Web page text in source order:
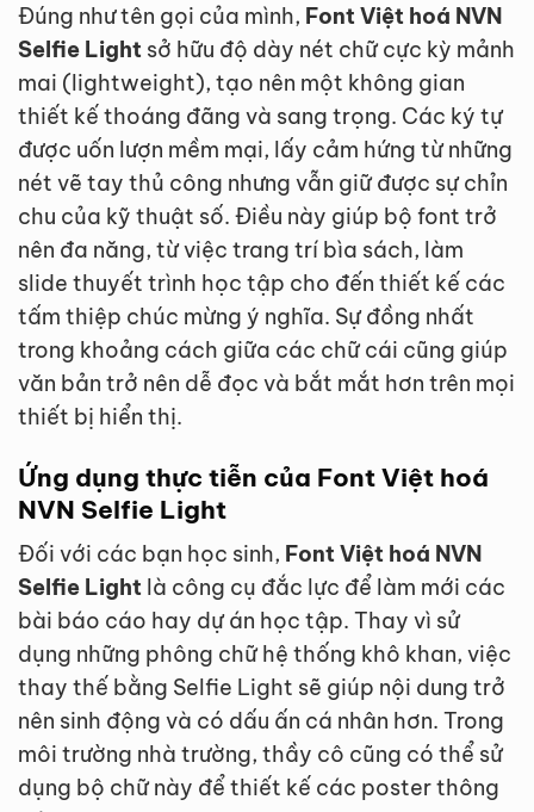
Đúng như tên gọi của mình, Font Việt hoá NVN
Selfie Light sở hữu độ dày nét chữ cực kỳ mảnh
mai (lightweight), tạo nên một không gian
thiết kế thoáng đãng và sang trọng. Các ký tự
được uốn lượn mềm mại, lấy cảm hứng từ những
nét vẽ tay thủ công nhưng vẫn giữ được sự chỉn
chu của kỹ thuật số. Điều này giúp bộ font trở
nên đa năng, từ việc trang trí bìa sách, làm
slide thuyết trình học tập cho đến thiết kế các
tấm thiệp chúc mừng ý nghĩa. Sự đồng nhất
trong khoảng cách giữa các chữ cái cũng giúp
văn bản trở nên dễ đọc và bắt mắt hơn trên mọi
thiết bị hiển thị.
Ứng dụng thực tiễn của Font Việt hoá
NVN Selfie Light
Đối với các bạn học sinh, Font Việt hoá NVN
Selfie Light là công cụ đắc lực để làm mới các
bài báo cáo hay dự án học tập. Thay vì sử
dụng những phông chữ hệ thống khô khan, việc
thay thế bằng Selfie Light sẽ giúp nội dung trở
nên sinh động và có dấu ấn cá nhân hơn. Trong
môi trường nhà trường, thầy cô cũng có thể sử
dụng bộ chữ này để thiết kế các poster thông